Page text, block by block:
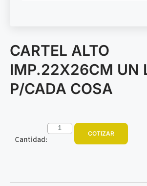
CARTEL ALTO
IMP.22X26CM UN
P/CADA COSA
Cantidad:
COTIZAR